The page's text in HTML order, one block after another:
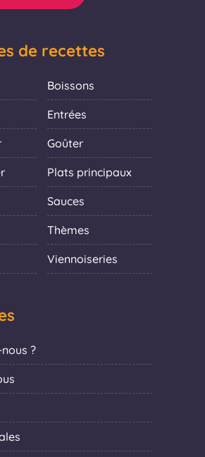
de recettes
Boissons
Entrées
Goûter
Plats principaux
Sauces
Thèmes
Viennoiseries
?